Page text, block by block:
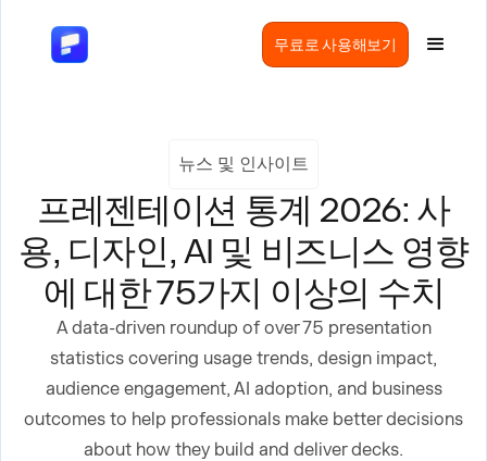
무료로 사용해보기
뉴스 및 인사이트
프레젠테이션 통계 2026: 사
용, 디자인, AI 및 비즈니스 영향
에 대한 75가지 이상의 수치
A data-driven roundup of over 75 presentation
statistics covering usage trends, design impact,
audience engagement, AI adoption, and business
outcomes to help professionals make better decisions
about how they build and deliver decks.